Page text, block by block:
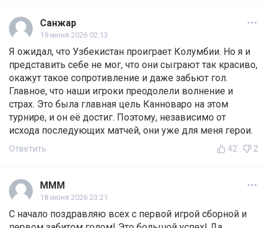
Санжар
19 июня 2026 02:13
Я ожидал, что Узбекистан проиграет Колумбии. Но я и
представить себе не мог, что они сыграют так красиво,
окажут такое сопротивление и даже забьют гол.
Главное, что наши игроки преодолели волнение и
страх. Это была главная цель Канноваро на этом
турнире, и он её достиг. Поэтому, независимо от
исхода последующих матчей, они уже для меня герои.
Ответить 42 2
МММ
18 июня 2026 23:21
С начало поздравляю всех с первой игрой сборной и